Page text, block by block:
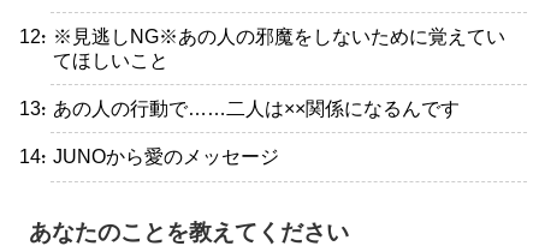
・※見逃しNG※あの人の邪魔をしないために覚えてい
てほしいこと
・あの人の行動で……二人は××関係になるんです
・JUNOから愛のメッセージ
あなたのことを教えてください